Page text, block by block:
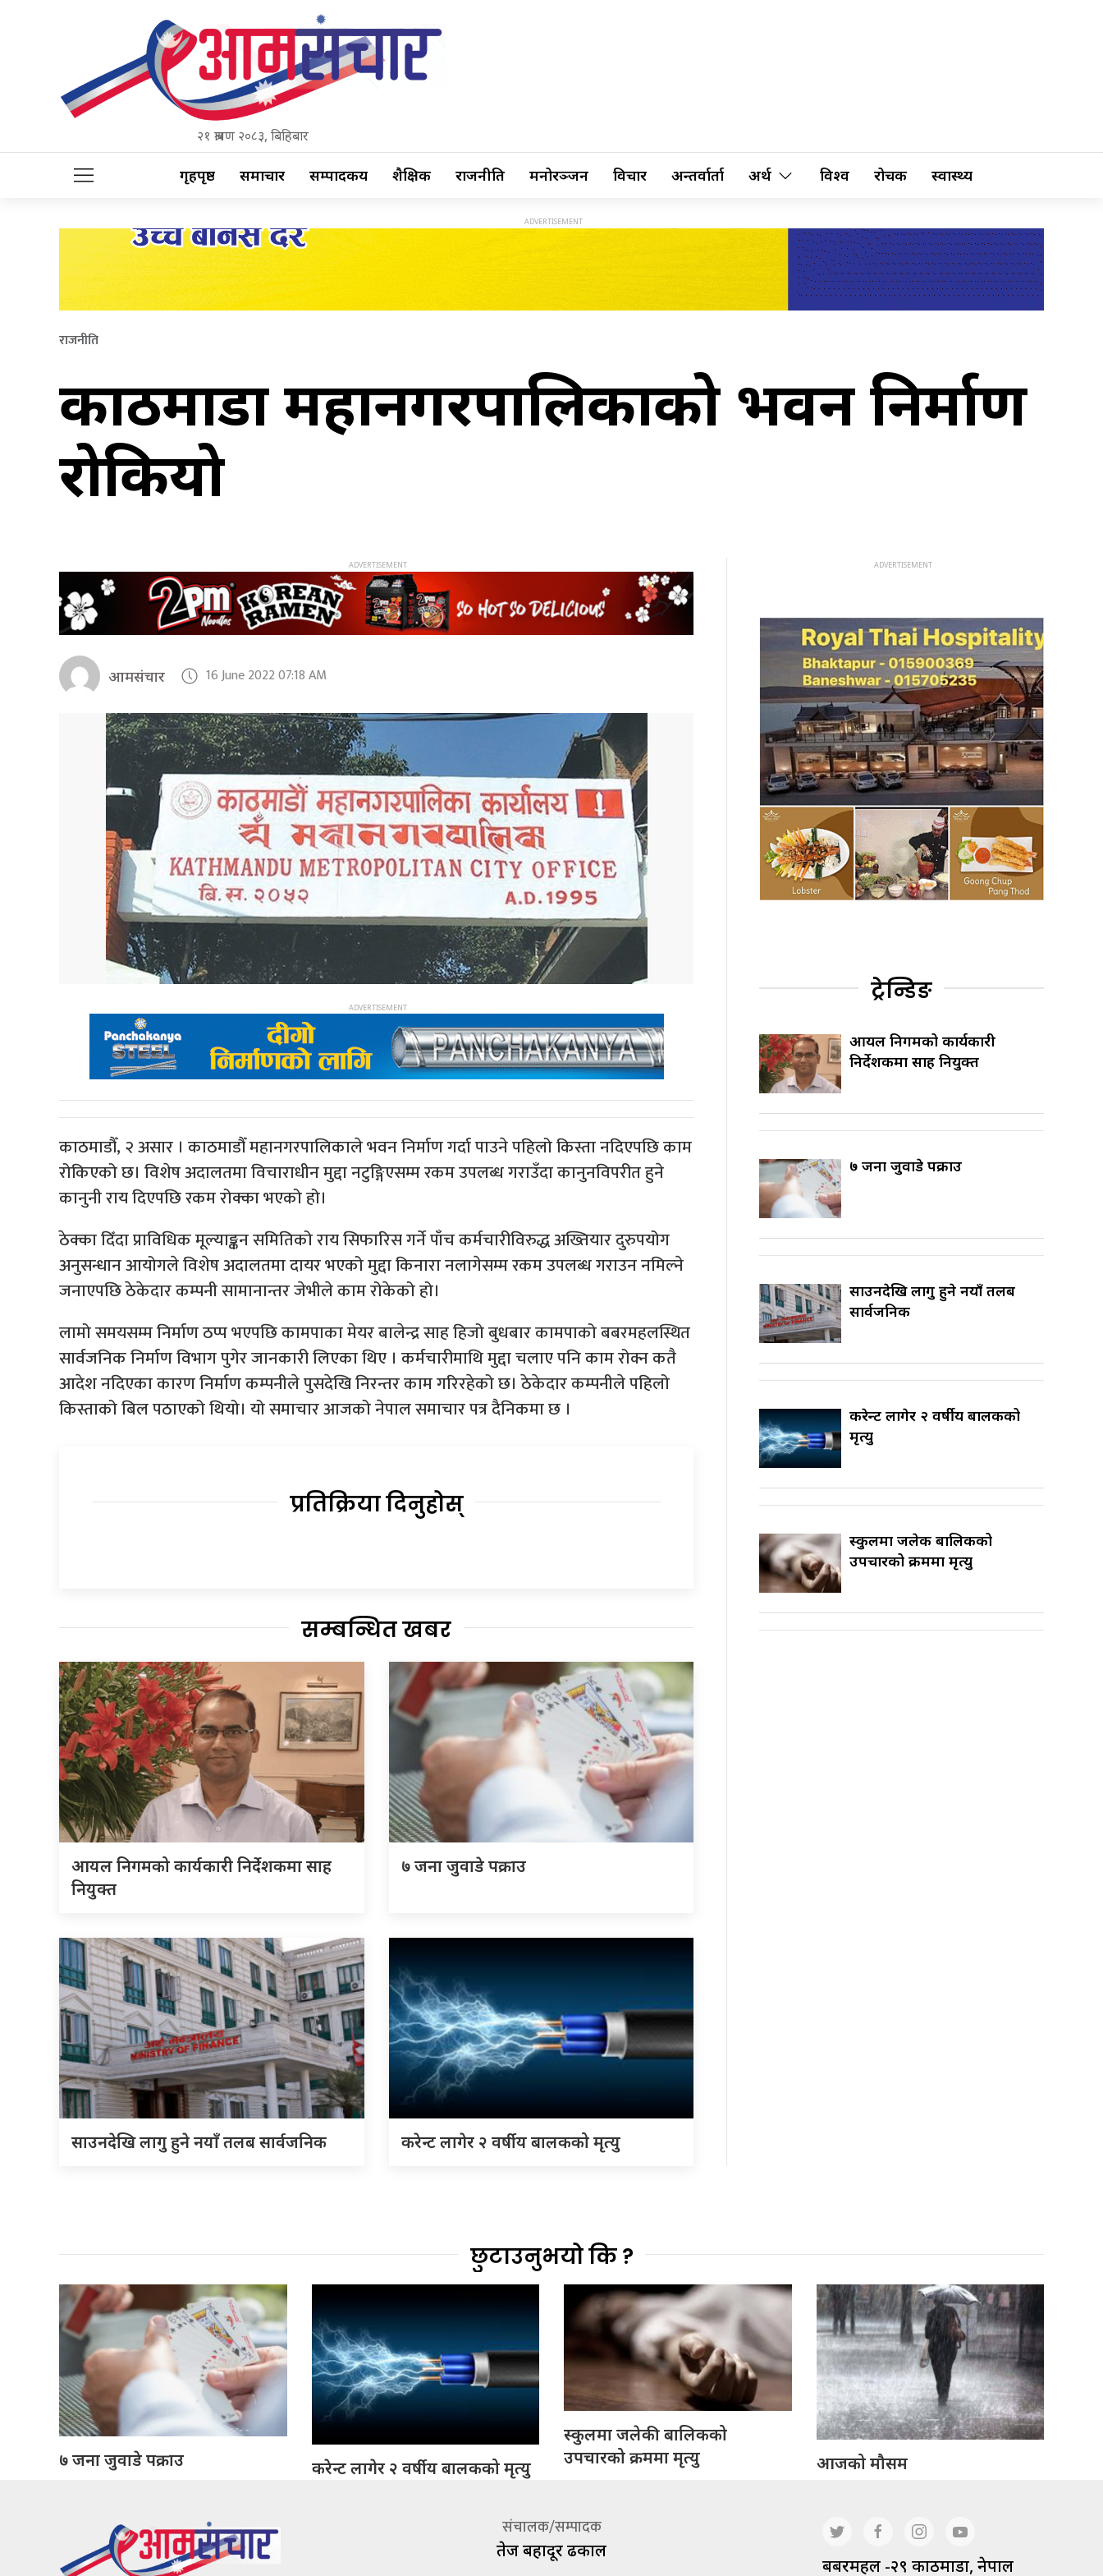
२१ श्रावण २०८३, बिहिबार
गृहपृष्ठ समाचार सम्पादकीय शैक्षिक राजनीति मनोरञ्जन विचार अन्तर्वार्ता अर्थ विश्व रोचक स्वास्थ्य
राजनीति
काठमाडौँ महानगरपालिकाको भवन निर्माण
रोकियो
आमसंचार 16 June 2022 07:18 AM
काठमाडौँ, २ असार । काठमाडौँ महानगरपालिकाले भवन निर्माण गर्दा पाउने पहिलो किस्ता नदिएपछि काम
रोकिएको छ। विशेष अदालतमा विचाराधीन मुद्दा नटुङ्गिएसम्म रकम उपलब्ध गराउँदा कानुनविपरीत हुने
कानुनी राय दिएपछि रकम रोक्का भएको हो।
ठेक्का दिँदा प्राविधिक मूल्याङ्कन समितिको राय सिफारिस गर्ने पाँच कर्मचारीविरुद्ध अख्तियार दुरुपयोग
अनुसन्धान आयोगले विशेष अदालतमा दायर भएको मुद्दा किनारा नलागेसम्म रकम उपलब्ध गराउन नमिल्ने
जनाएपछि ठेकेदार कम्पनी सामानान्तर जेभीले काम रोकेको हो।
लामो समयसम्म निर्माण ठप्प भएपछि कामपाका मेयर बालेन्द्र साह हिजो बुधबार कामपाको बबरमहलस्थित
सार्वजनिक निर्माण विभाग पुगेर जानकारी लिएका थिए । कर्मचारीमाथि मुद्दा चलाए पनि काम रोक्न कतै
आदेश नदिएका कारण निर्माण कम्पनीले पुसदेखि निरन्तर काम गरिरहेको छ। ठेकेदार कम्पनीले पहिलो
किस्ताको बिल पठाएको थियो। यो समाचार आजको नेपाल समाचार पत्र दैनिकमा छ ।
प्रतिक्रिया दिनुहोस्
सम्बन्धित खबर
आयल निगमको कार्यकारी निर्देशकमा साह
नियुक्त
७ जना जुवाडे पक्राउ
साउनदेखि लागु हुने नयाँ तलब सार्वजनिक करेन्ट लागेर २ वर्षीय बालकको मृत्यु
ट्रेन्डिङ
आयल निगमको कार्यकारी
निर्देशकमा साह नियुक्त
७ जना जुवाडे पक्राउ
साउनदेखि लागु हुने नयाँ तलब
सार्वजनिक
करेन्ट लागेर २ वर्षीय बालकको
मृत्यु
स्कुलमा जलेकी बालिकको
उपचारको क्रममा मृत्यु
छुटाउनुभयो कि ?
७ जना जुवाडे पक्राउ करेन्ट लागेर २ वर्षीय बालकको मृत्यु
स्कुलमा जलेकी बालिकको
उपचारको क्रममा मृत्यु
आजको मौसम
संचालक/सम्पादक
तेज बहादूर ढकाल
बबरमहल -२९ काठमाडौं, नेपाल